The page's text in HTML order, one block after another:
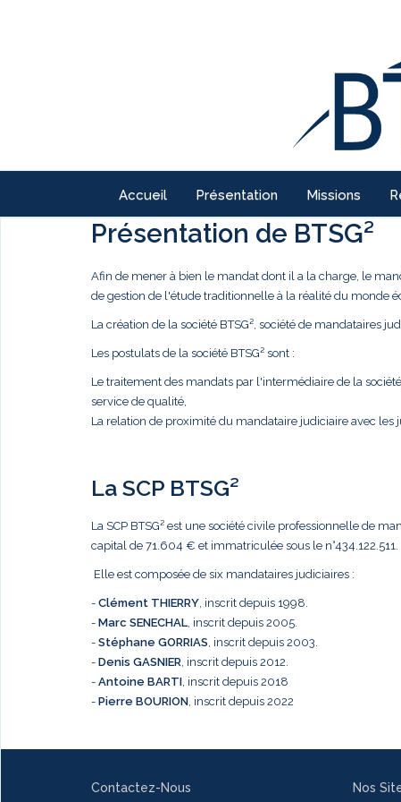
Accueil Présentation Missions
Présentation de BTSG²
Afin de mener à bien le mandat dont il a la charge, le
de gestion de l'étude traditionnelle à la réalité du monde
La création de la société BTSG², société de mandataires
Les postulats de la société BTSG² sont :
Le traitement des mandats par l'intermédiaire de la
service de qualité,
La relation de proximité du mandataire judiciaire avec
La SCP BTSG²
La SCP BTSG² est une société civile professionnelle de
capital de 71.604 € et immatriculée sous le n°434.122.511.
Elle est composée de six mandataires judiciaires :
- Clément THIERRY, inscrit depuis 1998.
- Marc SENECHAL, inscrit depuis 2005.
- Stéphane GORRIAS, inscrit depuis 2003.
- Denis GASNIER, inscrit depuis 2012.
- Antoine BARTI, inscrit depuis 2018
- Pierre BOURION, inscrit depuis 2022
Contactez-Nous Nos